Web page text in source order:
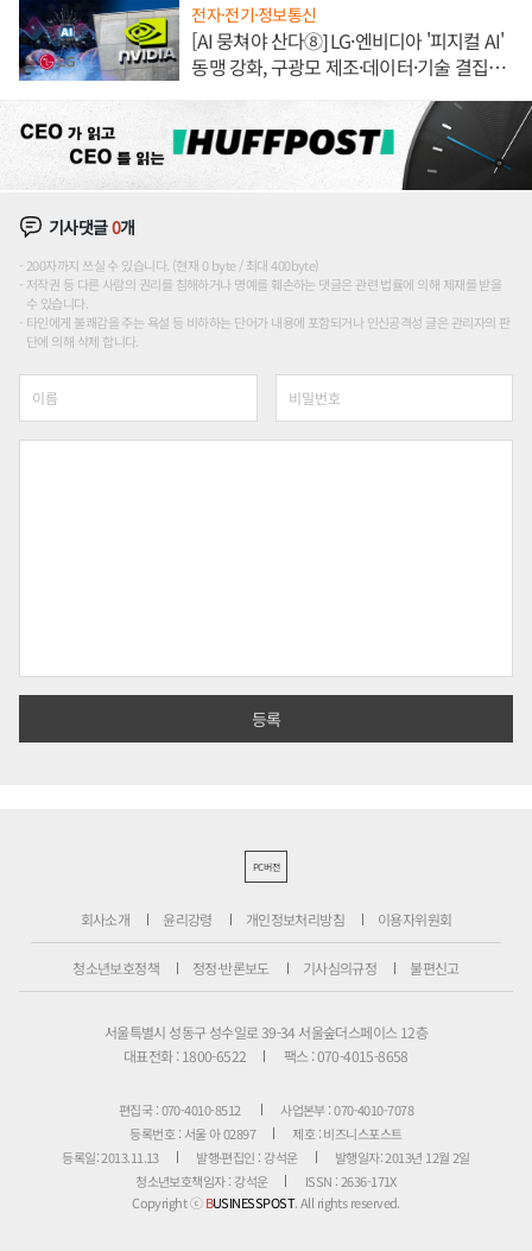
전자·전기·정보통신
[AI 뭉쳐야 산다⑧] LG·엔비디아 '피지컬 AI'
동맹 강화, 구광모 제조·데이터·기술 결집
기사댓글0개
200자까지 쓰실 수 있습니다. (현재 0 byte / 최대 400byte)
저작권 등 다른 사람의 권리를 침해하거나 명예를 훼손하는 댓글은 관련 법률에 의해 제재를 받을
수 있습니다.
타인에게 불쾌감을 주는 욕설 등 비하하는 단어가 내용에 포함되거나 인신공격성 글은 관리자의 판
단에 의해 삭제 합니다.
PC버전
회사소개 윤리강령 개인정보처리방침 이용자위원회
청소년보호정책 정정·반론보도 기사심의규정 불편신고
서울특별시 성동구 성수일로 39-34 서울숲더스페이스 12층
대표전화 : 1800-6522
팩스 : 070-4015-8658
편집국 : 070-4010-8512
사업본부 : 070-4010-7078
등록번호 : 서울 아 02897
제호 : 비즈니스포스트
등록일: 2013.11.13
발행·편집인 : 강석운
발행일자: 2013년 12월 2일
청소년보호책임자 : 강석운
ISSN : 2636-171X
Copyright ⓒBUSINESSPOST. All rights reserved.